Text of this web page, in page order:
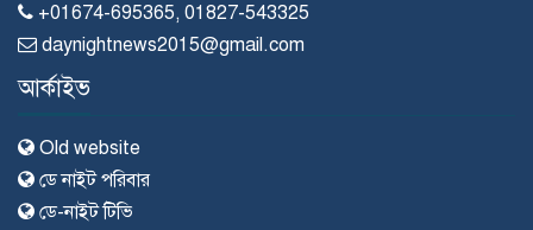
+01674-695365, 01827-543325
daynightnews2015@gmail.com
আর্কাইভ
Old website
ডে নাইট পরিবার
ডে-নাইট টিভি